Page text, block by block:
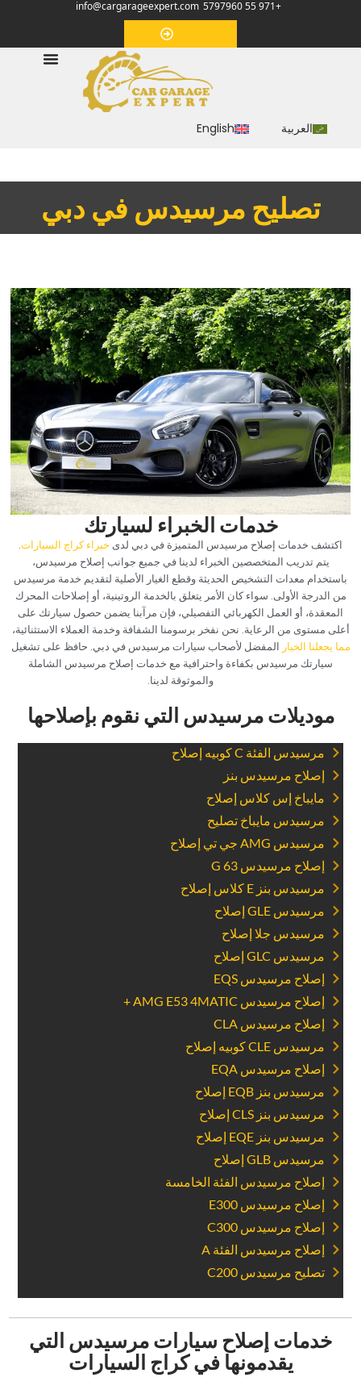
+971 55 5797960
info@cargarageexpert.com
‏موعد‏
العربية English
تصليح مرسيدس في دبي
‏موديلات مرسيدس التي نقوم بإصلاحها‏
‏مرسيدس الفئة C كوبيه إصلاح‏
‏إصلاح مرسيدس بنز‏
‏مايباخ إس كلاس إصلاح‏
‏مرسيدس مايباخ تصليح‏
‏مرسيدس AMG جي تي إصلاح‏
‏إصلاح مرسيدس G 63‏
‏مرسيدس بنز E كلاس إصلاح‏
‏مرسيدس GLE إصلاح‏
‏مرسيدس جلا إصلاح‏
‏مرسيدس GLC إصلاح‏
‏إصلاح مرسيدس EQS‏
‏إصلاح مرسيدس AMG E53 4MATIC +‏
‏إصلاح مرسيدس CLA‏
‏مرسيدس CLE كوبيه إصلاح‏
‏إصلاح مرسيدس EQA‏
‏مرسيدس بنز EQB إصلاح‏
‏مرسيدس بنز CLS إصلاح‏
‏مرسيدس بنز EQE إصلاح‏
‏مرسيدس GLB إصلاح‏
‏إصلاح مرسيدس الفئة الخامسة‏
‏إصلاح مرسيدس E300‏
‏إصلاح مرسيدس C300‏
‏إصلاح مرسيدس الفئة A‏
‏تصليح مرسيدس C200‏
‏خدمات الخبراء لسيارتك‏
اكتشف خدمات إصلاح مرسيدس المتميزة في دبي لدى خبراء كراج السيارات.
يتم تدريب المتخصصين الخبراء لدينا في جميع جوانب إصلاح مرسيدس،
باستخدام معدات التشخيص الحديثة وقطع الغيار الأصلية لتقديم خدمة مرسيدس
من الدرجة الأولى. سواء كان الأمر يتعلق بالخدمة الروتينية، أو إصلاحات المحرك
المعقدة، أو العمل الكهربائي التفصيلي، فإن مرآبنا يضمن حصول سيارتك على
أعلى مستوى من الرعاية. نحن نفخر برسومنا الشفافة وخدمة العملاء الاستثنائية،
مما يجعلنا الخيار المفضل لأصحاب سيارات مرسيدس في دبي. حافظ على تشغيل
سيارتك مرسيدس بكفاءة واحترافية مع خدمات إصلاح مرسيدس الشاملة
والموثوقة لدينا.
خدمات إصلاح سيارات مرسيدس التي
يقدمونها في كراج السيارات